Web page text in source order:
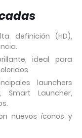
definición (HD),
ideal para
launchers
Smart Launcher,
nuevos íconos y